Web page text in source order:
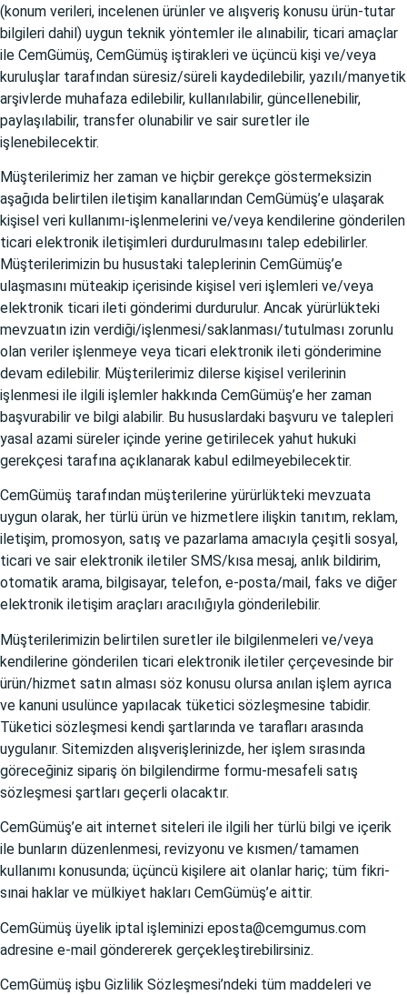
(konum verileri, incelenen ürünler ve alışveriş konusu ürün-tutar
bilgileri dahil) uygun teknik yöntemler ile alınabilir, ticari amaçlar
ile CemGümüş, CemGümüş iştirakleri ve üçüncü kişi ve/veya
kuruluşlar tarafından süresiz/süreli kaydedilebilir, yazılı/manyetik
arşivlerde muhafaza edilebilir, kullanılabilir, güncellenebilir,
paylaşılabilir, transfer olunabilir ve sair suretler ile
işlenebilecektir.
Müşterilerimiz her zaman ve hiçbir gerekçe göstermeksizin
aşağıda belirtilen iletişim kanallarından CemGümüş’e ulaşarak
kişisel veri kullanımı-işlenmelerini ve/veya kendilerine gönderilen
ticari elektronik iletişimleri durdurulmasını talep edebilirler.
Müşterilerimizin bu husustaki taleplerinin CemGümüş’e
ulaşmasını müteakip içerisinde kişisel veri işlemleri ve/veya
elektronik ticari ileti gönderimi durdurulur. Ancak yürürlükteki
mevzuatın izin verdiği/işlenmesi/saklanması/tutulması zorunlu
olan veriler işlenmeye veya ticari elektronik ileti gönderimine
devam edilebilir. Müşterilerimiz dilerse kişisel verilerinin
işlenmesi ile ilgili işlemler hakkında CemGümüş’e her zaman
başvurabilir ve bilgi alabilir. Bu hususlardaki başvuru ve talepleri
yasal azami süreler içinde yerine getirilecek yahut hukuki
gerekçesi tarafına açıklanarak kabul edilmeyebilecektir.
CemGümüş tarafından müşterilerine yürürlükteki mevzuata
uygun olarak, her türlü ürün ve hizmetlere ilişkin tanıtım, reklam,
iletişim, promosyon, satış ve pazarlama amacıyla çeşitli sosyal,
ticari ve sair elektronik iletiler SMS/kısa mesaj, anlık bildirim,
otomatik arama, bilgisayar, telefon, e-posta/mail, faks ve diğer
elektronik iletişim araçları aracılığıyla gönderilebilir.
Müşterilerimizin belirtilen suretler ile bilgilenmeleri ve/veya
kendilerine gönderilen ticari elektronik iletiler çerçevesinde bir
ürün/hizmet satın alması söz konusu olursa anılan işlem ayrıca
ve kanuni usulünce yapılacak tüketici sözleşmesine tabidir.
Tüketici sözleşmesi kendi şartlarında ve tarafları arasında
uygulanır. Sitemizden alışverişlerinizde, her işlem sırasında
göreceğiniz sipariş ön bilgilendirme formu-mesafeli satış
sözleşmesi şartları geçerli olacaktır.
CemGümüş’e ait internet siteleri ile ilgili her türlü bilgi ve içerik
ile bunların düzenlenmesi, revizyonu ve kısmen/tamamen
kullanımı konusunda; üçüncü kişilere ait olanlar hariç; tüm fikri-
sınai haklar ve mülkiyet hakları CemGümüş’e aittir.
CemGümüş üyelik iptal işleminizi eposta@cemgumus.com
adresine e-mail göndererek gerçekleştirebilirsiniz.
CemGümüş işbu Gizlilik Sözleşmesi’ndeki tüm maddeleri ve